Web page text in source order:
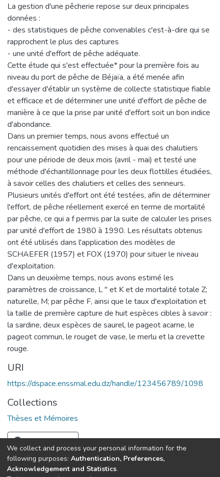
La gestion d'une pêcherie repose sur deux principales
données :
- des statistiques de pêche convenables c'est-à-dire qui se
rapprochent le plus des captures
- une unité d'effort de pêche adéquate.
Cette étude qui s'est effectuée* pour la première fois au
niveau du port de pêche de Béjaïa, a été menée afin
d'essayer d'établir un système de collecte statistique fiable
et efficace et de déterminer une unité d'effort de pêche de
manière à ce que la prise par unité d'effort soit un bon indice
d'abondance.
Dans un premier temps, nous avons effectué un
rencaissement quotidien des mises à quai des chalutiers
pour une période de deux mois (avril - mai) et testé une
méthode d'échantillonnage pour les deux flottilles étudiées,
à savoir celles des chalutiers et celles des senneurs.
Plusieurs unités d'effort ont été testées, afin de déterminer
l'effort, de pêche réellement exercé en terme de mortalité
par pêche, ce qui a f permis par la suite de calculer les prises
par unité d'effort de 1980 à 1990. Les résultats obtenus
ont été utilisés dans l'application des modèles de
SCHAEFER (1957) et FOX (1970) pour situer le niveau
d'exploitation.
Dans un deuxième temps, nous avons estimé les
paramètres de croissance, L " et K et de mortalité totale Z;
naturelle, M; par pêche F, ainsi que le taux d'exploitation et
la taille de première capture de huit espèces cibles à savoir :
la sardine, deux espèces de saurel, le pageot acarne, le
pageot commun, le rouget de vase, le merlu et la crevette
rouge.
URI
https://dspace.enssmal.edu.dz/handle/123456789/1098
Collections
Thèses et Mémoires
Full item page
We collect and process your personal information for the
following purposes: Authentication, Preferences,
Acknowledgement and Statistics.